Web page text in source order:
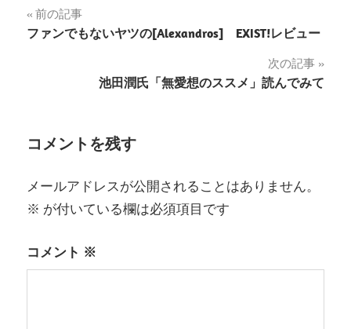
投
稿
ゲ
シ
ン
前の記事
ファンでもないヤツの[Alexandros] EXIST!レビュー
次の記事
池田潤氏「無愛想のススメ」読んでみて
コメントを残す
メールアドレスが公開されることはありません。
※ が付いている欄は必須項目です
コメント ※